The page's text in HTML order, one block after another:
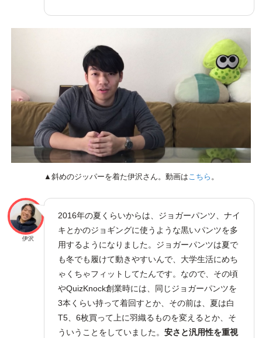
▲斜めのジッパーを着た伊沢さん。動画は こちら 。
伊沢
2016年の夏くらいからは、ジョガーパンツ、ナイ
キとかのジョギングに使うような黒いパンツを多
用するようになりました。ジョガーパンツは夏で
も冬でも履けて動きやすいんで、大学生活にめち
ゃくちゃフィットしてたんです。なので、その頃
やQuizKnock創業時には、同じジョガーパンツを
3本くらい持って着回すとか、その前は、夏は白
T5、6枚買って上に羽織るものを変えるとか、そ
ういうことをしていました。 安さと汎用性を重視